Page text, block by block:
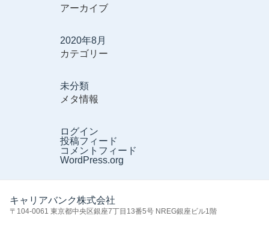
アーカイブ
2020年8月
カテゴリー
未分類
メタ情報
ログイン
投稿フィード
コメントフィード
WordPress.org
キャリアバンク株式会社
〒104-0061 東京都中央区銀座7丁目13番5号 NREG銀座ビル1階